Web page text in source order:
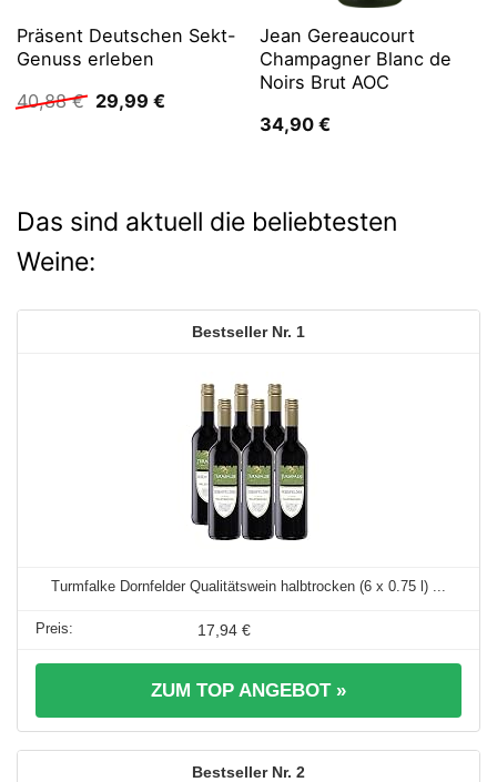
Präsent Deutschen Sekt-
Genuss erleben
40,88€ Ursprünglicher
Preis
29,99 €Aktueller
Jean Gereaucourt
Champagner Blanc de
Noirs Brut AOC
34,90 €
Das sind aktuell die beliebtesten
Weine:
1
Turmfalke Dornfelder Qualitätswein halbtrocken (6 x 0.75 l) ...
17,94 €
ZUM TOP ANGEBOT »
2